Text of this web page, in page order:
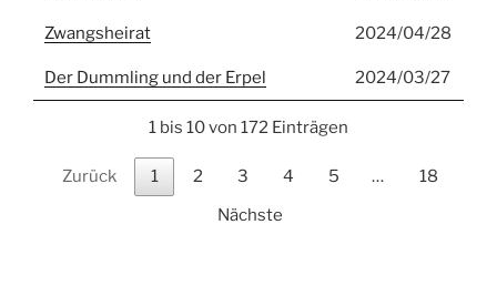
Zwangsheirat 2024/04/28
Der Dummling und der Erpel 2024/03/27
1 bis 10 von 172 Einträgen
Zurück 1 2 3 4 5 …
18
Nächste